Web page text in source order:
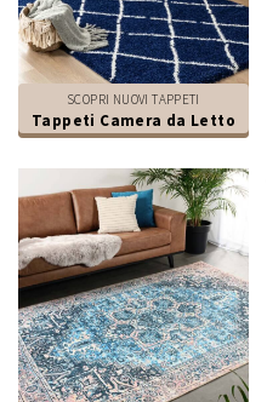
SCOPRI NUOVI TAPPETI
Tappeti Camera da Letto